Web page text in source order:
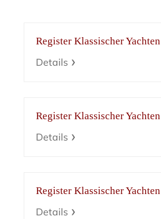
Register Klassischer Yachten
Details
Register Klassischer Yachten
Details
Register Klassischer Yachten
Details